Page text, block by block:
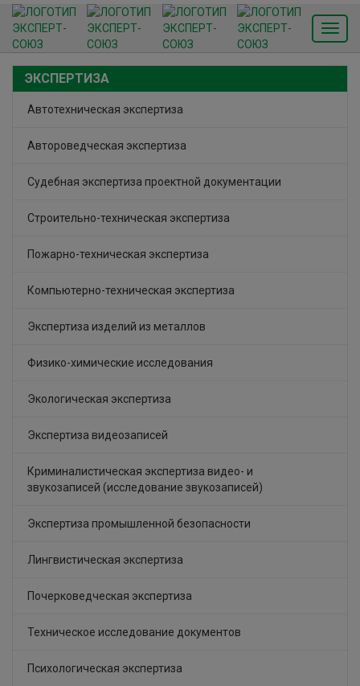
Автотехническая экспертиза
Автороведческая экспертиза
Судебная экспертиза проектной документации
Строительно-техническая экспертиза
Пожарно-техническая экспертиза
Компьютерно-техническая экспертиза
Экспертиза изделий из металлов
Физико-химические исследования
Экологическая экспертиза
Экспертиза видеозаписей
Криминалистическая экспертиза видео- и
звукозаписей (исследование звукозаписей)
Экспертиза промышленной безопасности
Лингвистическая экспертиза
Почерковедческая экспертиза
Техническое исследование документов
Психологическая экспертиза